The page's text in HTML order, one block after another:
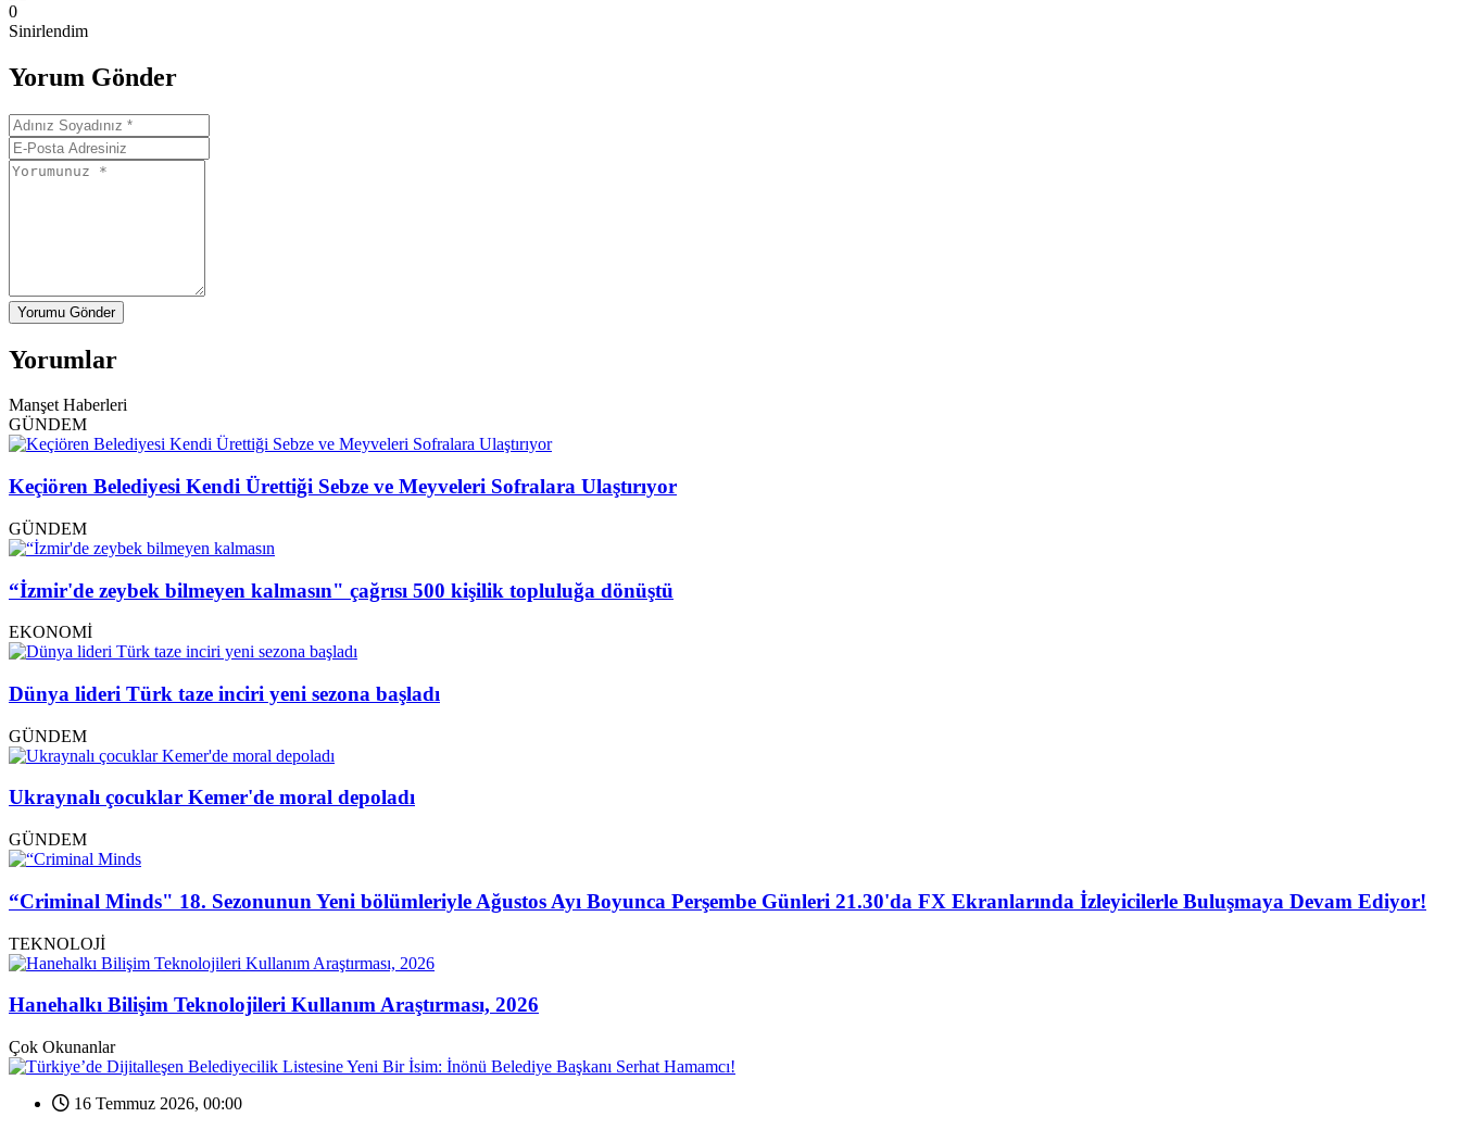
0
Sinirlendim
Yorum Gönder
Yorumu Gönder
Yorumlar
Manşet Haberleri
GÜNDEM
Keçiören Belediyesi Kendi Ürettiği Sebze ve Meyveleri Sofralara Ulaştırıyor
GÜNDEM
“İzmir'de zeybek bilmeyen kalmasın" çağrısı 500 kişilik topluluğa dönüştü
EKONOMİ
Dünya lideri Türk taze inciri yeni sezona başladı
GÜNDEM
Ukraynalı çocuklar Kemer'de moral depoladı
GÜNDEM
“Criminal Minds" 18. Sezonunun Yeni bölümleriyle Ağustos Ayı Boyunca Perşembe Günleri 21.30'da FX Ekranlarında İzleyicilerle Buluşmaya Devam Ediyor!
TEKNOLOJİ
Hanehalkı Bilişim Teknolojileri Kullanım Araştırması, 2026
Çok Okunanlar
16 Temmuz 2026, 00:00